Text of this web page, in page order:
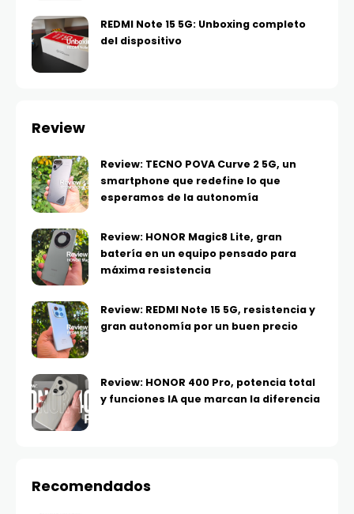
REDMI Note 15 5G: Unboxing completo
del dispositivo
Review
Review: TECNO POVA Curve 2 5G, un
smartphone que redefine lo que
esperamos de la autonomía
Review: HONOR Magic8 Lite, gran
batería en un equipo pensado para
máxima resistencia
Review: REDMI Note 15 5G, resistencia y
gran autonomía por un buen precio
Review: HONOR 400 Pro, potencia total
y funciones IA que marcan la diferencia
Recomendados